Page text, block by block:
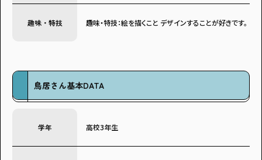
趣味・特技 趣味・特技：絵を描くこと デザインすることが好きです。
鳥居さん基本DATA
学年 高校3年生